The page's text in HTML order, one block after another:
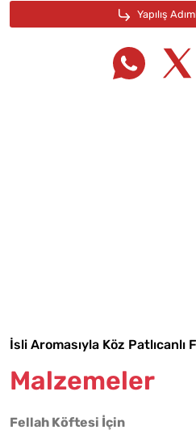
İsli Aromasıyla Köz
Malzemeler
Fellah Köftesi İçin